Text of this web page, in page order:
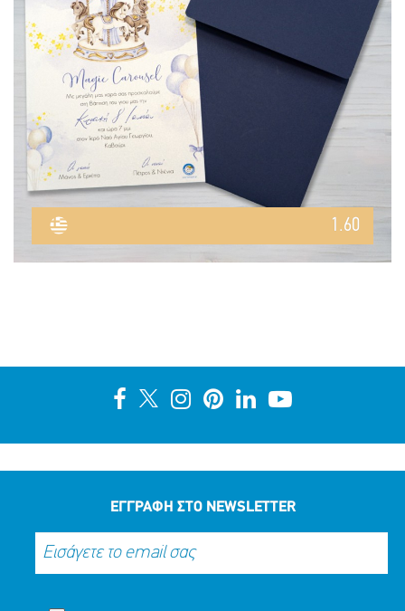
1.60
ΕΓΓΡΑΦΗ ΣΤΟ NEWSLETTER